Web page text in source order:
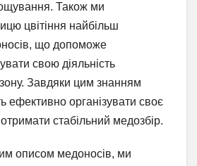
Також ми
цвітіння найбільш
що допоможе
свою діяльність
Завдяки цим знанням
ефективно організувати своє
стабільний медозбір.
описом медоносів, ми